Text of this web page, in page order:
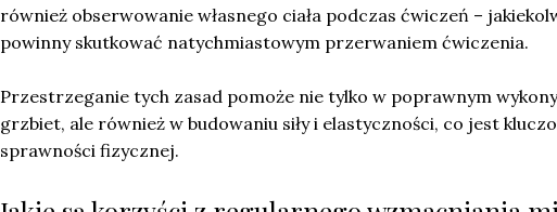
również obserwowanie własnego ciała podczas ćwiczeń –
powinny skutkować natychmiastowym przerwaniem ćwiczenia.
Przestrzeganie tych zasad pomoże nie tylko w poprawnym
grzbiet, ale również w budowaniu siły i elastyczności, co jest
sprawności fizycznej.